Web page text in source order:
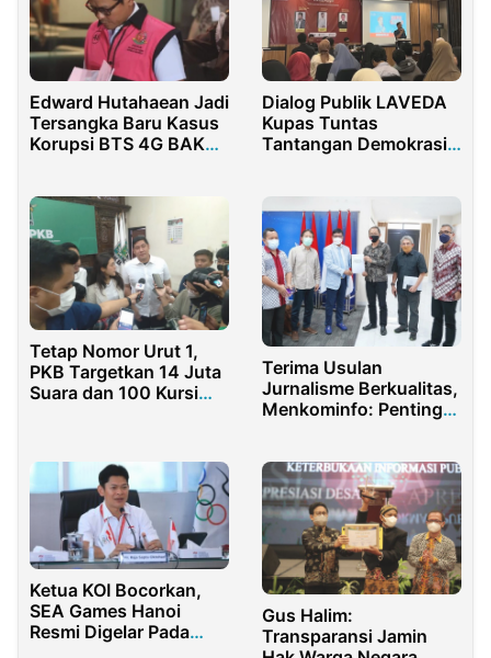
Edward Hutahaean Jadi
Tersangka Baru Kasus
Korupsi BTS 4G BAKTI
Dialog Publik LAVEDA
Kupas Tuntas
Tantangan Demokrasi
Tetap Nomor Urut 1,
PKB Targetkan 14 Juta
Suara dan 100 Kursi
Terima Usulan
Jurnalisme Berkualitas,
Menkominfo: Penting
Ketua KOI Bocorkan,
SEA Games Hanoi
Resmi Digelar Pada
Gus Halim:
Transparansi Jamin